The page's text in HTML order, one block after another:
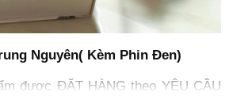
Nguyên( Kèm Phin Đen)
được ĐẶT HÀNG theo YÊU CẦU